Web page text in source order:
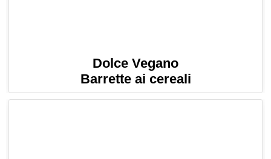
Dolce Vegano
Barrette ai cereali